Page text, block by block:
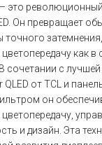
— это
Он превращает
точного
как в
сочетании с
QLED от TCL и
он
и дизайн. Эта